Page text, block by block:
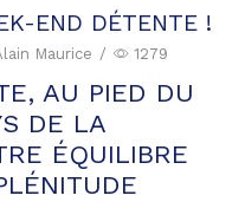
END DÉTENTE !
Maurice / 1279
AU PIED DU
DE LA
ÉQUILIBRE